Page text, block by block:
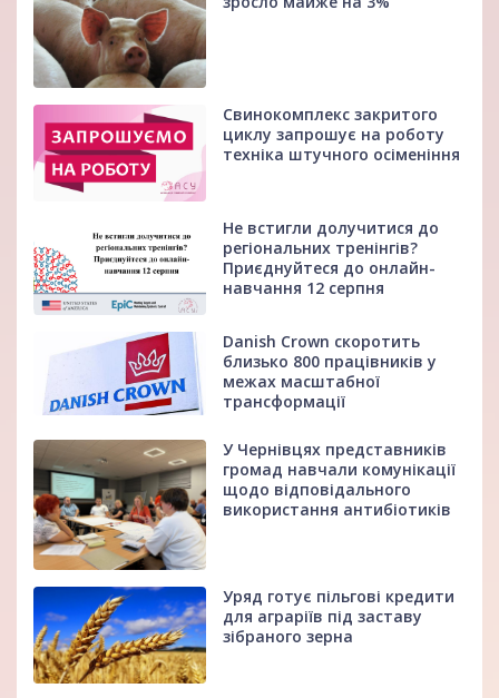
Свинокомплекс закритого
циклу запрошує на роботу
техніка штучного осіменіння
Не встигли долучитися до
регіональних тренінгів?
Приєднуйтеся до онлайн-
навчання 12 серпня
Danish Crown скоротить
близько 800 працівників у
межах масштабної
трансформації
У Чернівцях представників
громад навчали комунікації
щодо відповідального
використання антибіотиків
Уряд готує пільгові кредити
для аграріїв під заставу
зібраного зерна